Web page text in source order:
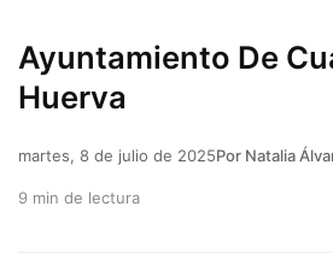
Ayuntamiento De
Huerva
martes, 8 de julio de 2025Por Natalia
9 min de lectura